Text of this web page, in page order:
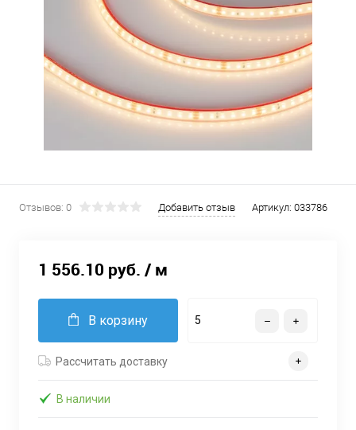
Отзывов: 0 Добавить отзыв Артикул: 033786
1 556.10 руб. / м
В корзину
Рассчитать доставку
В наличии